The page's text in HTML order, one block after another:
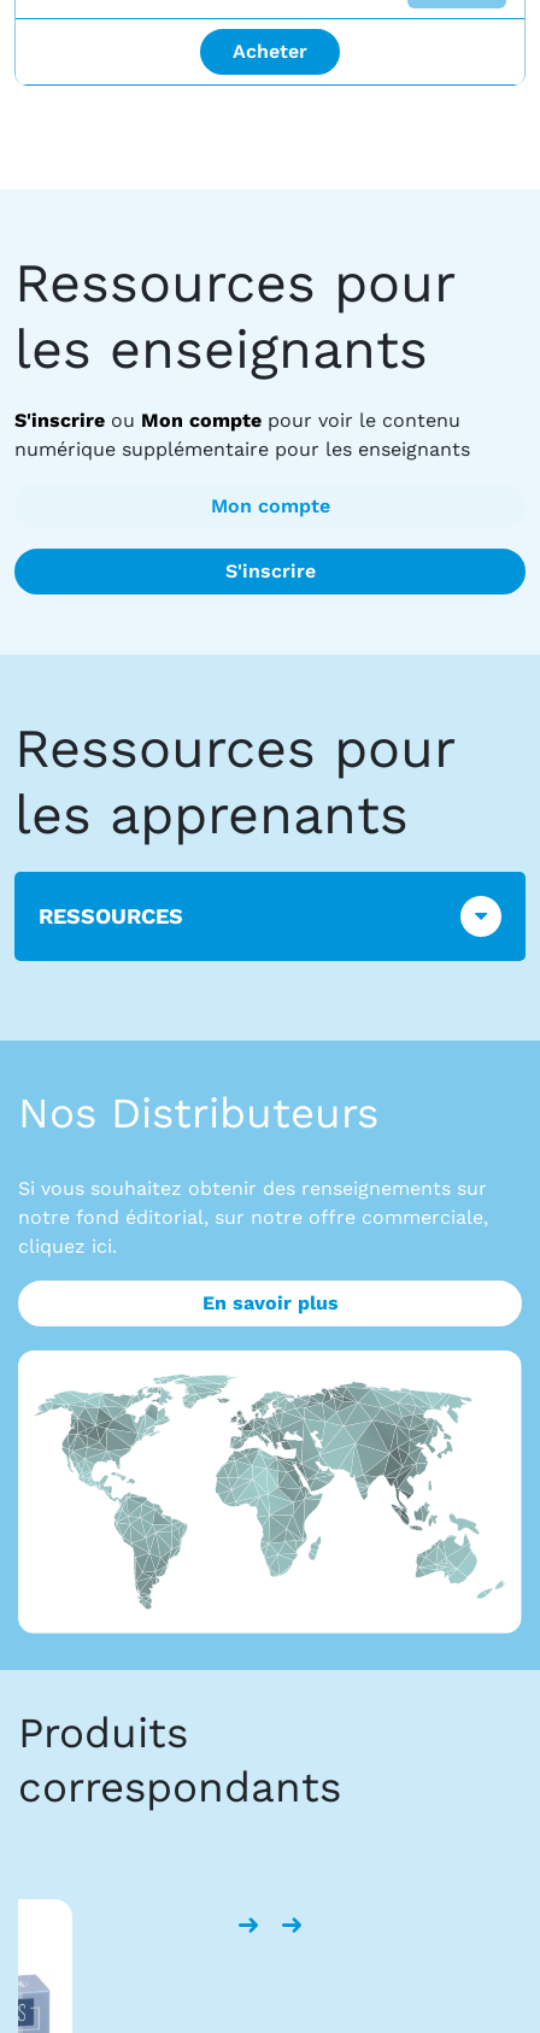
Acheter
Ressources pour
les enseignants
S'inscrire ou Mon compte pour voir le contenu
numérique supplémentaire pour les enseignants
Mon compte
S'inscrire
Ressources pour
les apprenants
RESSOURCES
Nos Distributeurs
Si vous souhaitez obtenir des renseignements sur
notre fond éditorial, sur notre offre commerciale,
cliquez ici.
En savoir plus
Produits
correspondants